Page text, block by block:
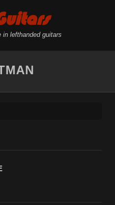
in lefthanded guitars